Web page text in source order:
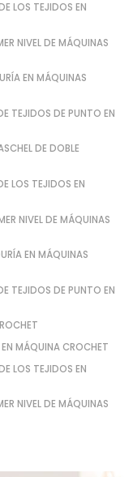
LOS TEJIDOS EN
NIVEL DE MÁQUINAS
EN MÁQUINAS
TEJIDOS DE PUNTO EN
DE DOBLE
LOS TEJIDOS EN
NIVEL DE MÁQUINAS
EN MÁQUINAS
TEJIDOS DE PUNTO EN
MÁQUINA CROCHET
LOS TEJIDOS EN
NIVEL DE MÁQUINAS